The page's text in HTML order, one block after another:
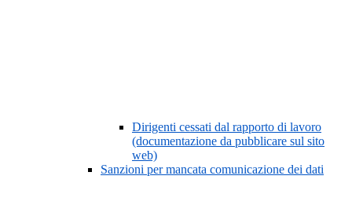
Dirigenti cessati dal rapporto di lavoro
(documentazione da pubblicare sul sito
web)
Sanzioni per mancata comunicazione dei dati